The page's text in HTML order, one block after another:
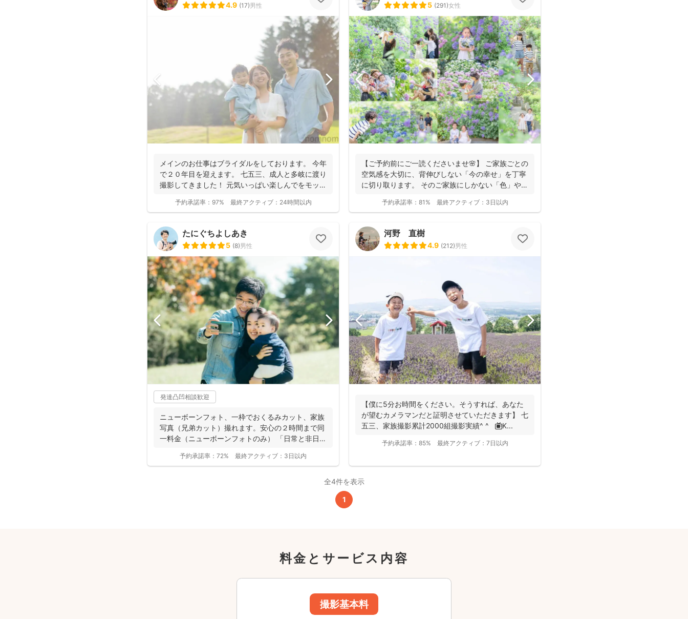
4.9 (17)男性
メインのお仕事はブライダルをしております。 今年
で２０年目を迎えます。 七五三、成人と多岐に渡り
撮影してきました！ 元気いっぱい楽しんでをモット
予約承諾率： 97% 最終アクティブ： 24時間以内
5 (291)女性
【ご予約前にご一読くださいませ🌸】 ご家族ごとの
空気感を大切に、背伸びしない「今の幸せ」を丁寧
に切り取ります。 そのご家族にしかない「色」や、
予約承諾率： 81% 最終アクティブ： 3日以内
たにぐちよしあき
5 (8)男性
発達凸凹相談歓迎
ニューボーンフォト、一枠でおくるみカット、家族
写真（兄弟カット）撮れます。安心の２時間まで同
一料金（ニューボーンフォトのみ） 「日常と非日
予約承諾率： 72% 最終アクティブ： 3日以内
河野 直樹
4.9 (212)男性
【僕に5分お時間をください。そうすれば、あなた
が望むカメラマンだと証明させていただきます】 七
五三、家族撮影累計2000組撮影実績^ ^ 📺K...
予約承諾率： 85% 最終アクティブ： 7日以内
全4件を表示
1
料金とサービス内容
撮影基本料
平日 24,200
土日祝 29,700
安心・うれしいをまるっと込めました
(目安)撮影
フォトグラファー出張料*